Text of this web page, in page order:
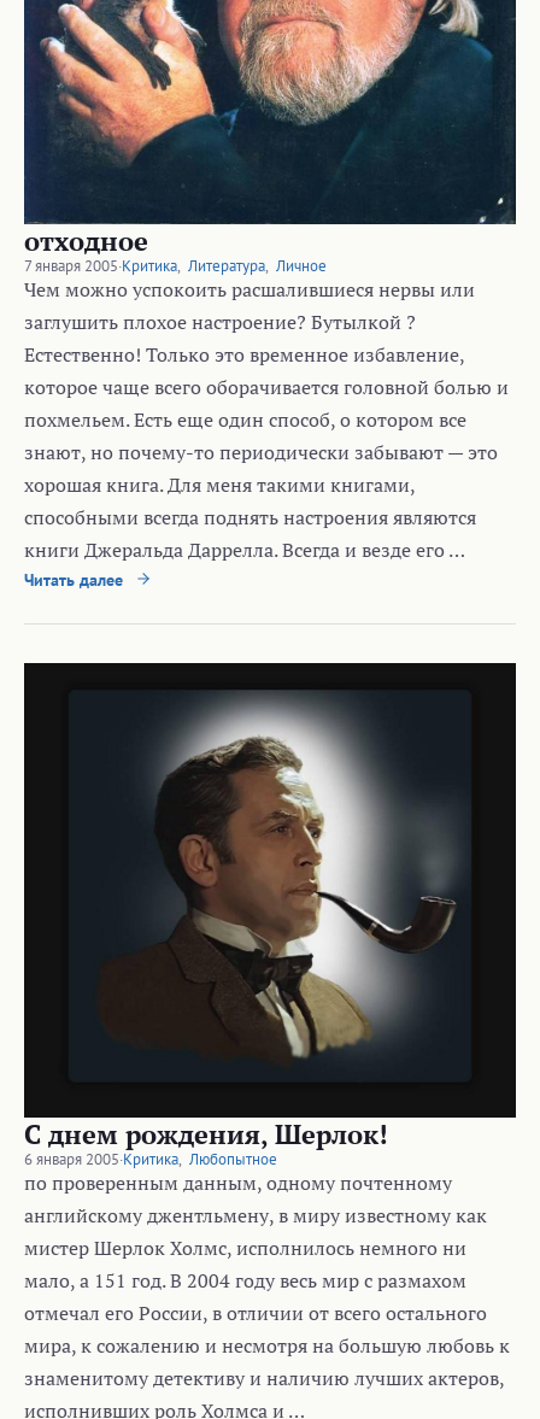
отходное
7 января 2005·Критика, Литература, Личное
Чем можно успокоить расшалившиеся нервы или
заглушить плохое настроение? Бутылкой ?
Естественно! Только это временное избавление,
которое чаще всего оборачивается головной болью и
похмельем. Есть еще один способ, о котором все
знают, но почему-то периодически забывают — это
хорошая книга. Для меня такими книгами,
способными всегда поднять настроения являются
книги Джеральда Даррелла. Всегда и везде его …
Читать далее
С днем рождения, Шерлок!
6 января 2005·Критика, Любопытное
по проверенным данным, одному почтенному
английскому джентльмену, в миру известному как
мистер Шерлок Холмс, исполнилось немного ни
мало, а 151 год. В 2004 году весь мир с размахом
отмечал его России, в отличии от всего остального
мира, к сожалению и несмотря на большую любовь к
знаменитому детективу и наличию лучших актеров,
исполнивших роль Холмса и …